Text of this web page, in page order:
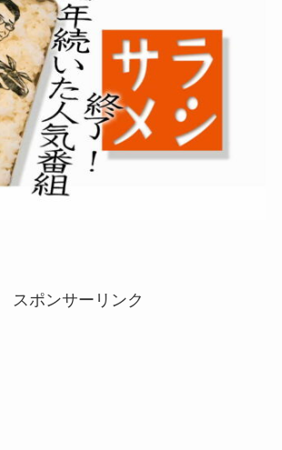
スポンサーリンク